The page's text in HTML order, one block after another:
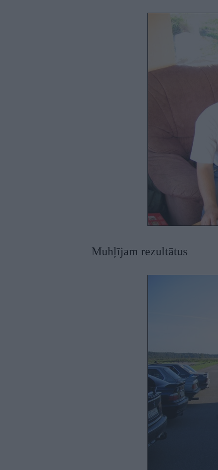
Muhļījam rezultātus